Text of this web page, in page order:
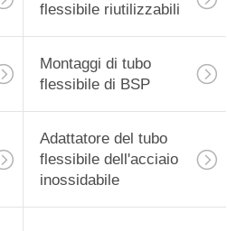
flessibile riutilizzabili
Montaggi di tubo
flessibile di BSP
Adattatore del tubo
flessibile dell'acciaio
inossidabile